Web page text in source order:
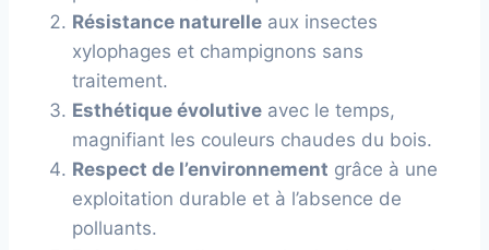
Résistance naturelle aux insectes
xylophages et champignons sans
traitement.
Esthétique évolutive avec le temps,
magnifiant les couleurs chaudes du bois.
Respect de l’environnement grâce à une
exploitation durable et à l’absence de
polluants.